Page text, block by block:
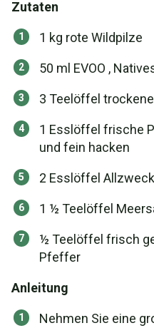
Zutaten
1 kg rote Wildpilze
50 ml EVOO ,
3 Teelöffel
1 Esslöffel frische
und fein hacken
2 Esslöffel
1 ½ Teelöffel
½ Teelöffel frisch
Pfeffer
Anleitung
Nehmen Sie eine